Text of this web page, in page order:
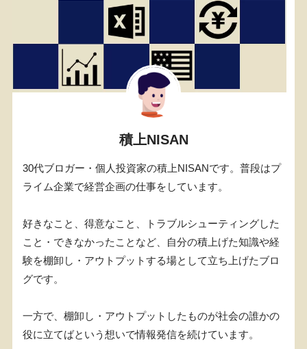
積上NISAN
30代ブロガー・個人投資家の積上NISANです。普段はプ
ライム企業で経営企画の仕事をしています。
好きなこと、得意なこと、トラブルシューティングした
こと・できなかったことなど、自分の積上げた知識や経
験を棚卸し・アウトプットする場として立ち上げたブロ
グです。
一方で、棚卸し・アウトプットしたものが社会の誰かの
役に立てばという想いで情報発信を続けています。